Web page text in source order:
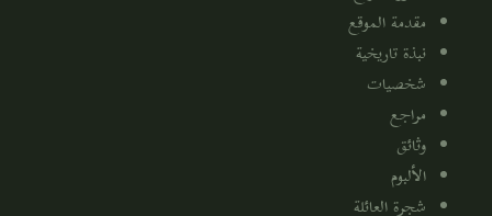
مقدمة الموقع
نبذة تاريخية
شخصيات
مراجع
وثائق
الألبوم
شجرة العائلة